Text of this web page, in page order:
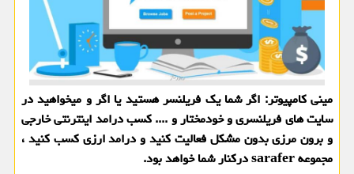
مینی كامپیوتر: اگر شما یك فریلنسر هستید یا اگر و میخواهید در
سایت های فریلنسری و خودمختار و .... كسب درامد اینترنتی خارجی
و برون مرزی بدون مشكل فعالیت كنید و درامد ارزی كسب كنید ،
مجموعه sarafer دركنار شما خواهد بود.